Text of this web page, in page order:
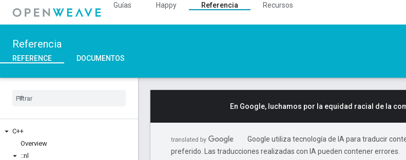
Guías Happy Referencia
Recursos
Referencia
REFERENCE DOCUMENTOS
C++
Overview
::nl
En Google, luchamos por la equidad racial de la
Google utiliza tecnología de IA para traducir
preferido. Las traducciones realizadas con IA pueden contener errores.